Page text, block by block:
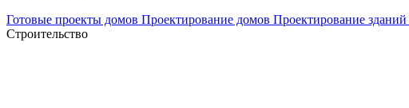
Готовые проекты домов Проектирование домов Проектирование зданий
Строительство